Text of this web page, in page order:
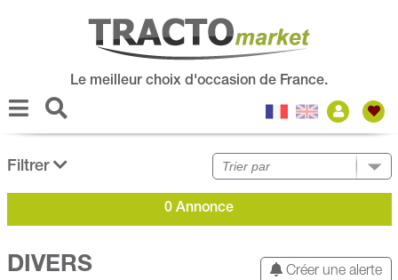
Le meilleur choix d'occasion de France.
Filtrer
0 Annonce
Créer une alerte
DIVERS